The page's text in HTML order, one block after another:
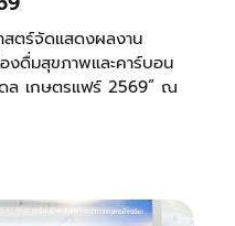
ตร์จัดแสดงผลงาน
งดื่มสุขภาพและคาร์บอน
ดล เกษตรแฟร์ 2569” ณ